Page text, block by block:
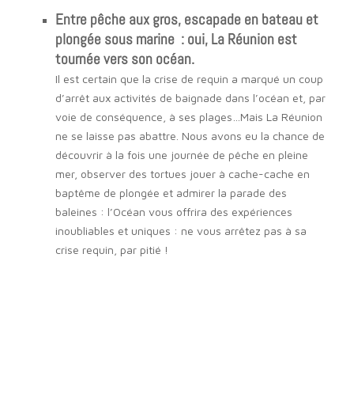
Entre pêche aux gros, escapade en bateau et
plongée sous marine : oui, La Réunion est
tournée vers son océan.
Il est certain que la crise de requin a marqué un coup
d’arrêt aux activités de baignade dans l’océan et, par
voie de conséquence, à ses plages…Mais La Réunion
ne se laisse pas abattre. Nous avons eu la chance de
découvrir à la fois une journée de pêche en pleine
mer, observer des tortues jouer à cache-cache en
baptême de plongée et admirer la parade des
baleines : l’Océan vous offrira des expériences
inoubliables et uniques : ne vous arrêtez pas à sa
crise requin, par pitié !